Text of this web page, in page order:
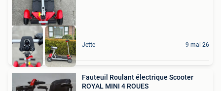
Jette 9 mai 26
Fauteuil Roulant électrique Scooter
ROYAL MINI 4 ROUES